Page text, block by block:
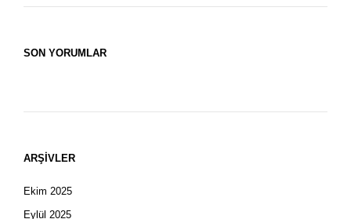
SON YORUMLAR
ARŞIVLER
Ekim 2025
Eylül 2025